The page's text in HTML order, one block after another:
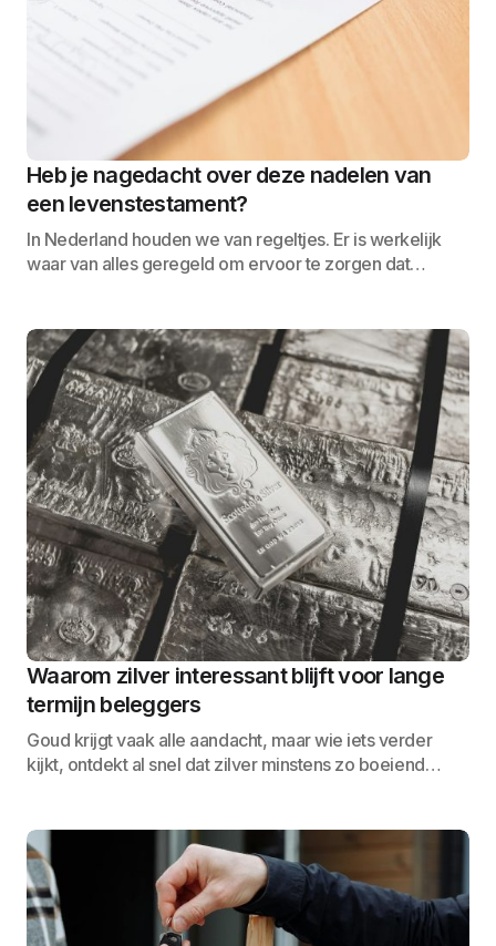
Heb je nagedacht over deze nadelen van
een levenstestament?
In Nederland houden we van regeltjes. Er is werkelijk
waar van alles geregeld om ervoor te zorgen dat…
Waarom zilver interessant blijft voor lange
termijn beleggers
Goud krijgt vaak alle aandacht, maar wie iets verder
kijkt, ontdekt al snel dat zilver minstens zo boeiend…